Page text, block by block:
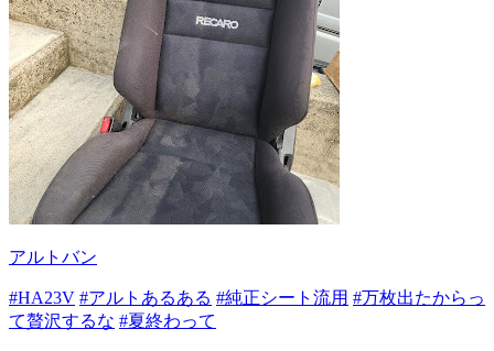
アルトバン
#HA23V #アルトあるある #純正シート流用 #万枚出たからっ
て贅沢するな #夏終わって